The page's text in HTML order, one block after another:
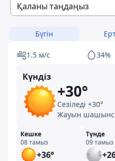
Қаланы таңдаңыз
Бүгін
1.5 м/с 34%
Күндіз
+30°
Сезіледі +30°
Жауын
Кешке
08 тамыз
+36°
Түнде
09 тамыз